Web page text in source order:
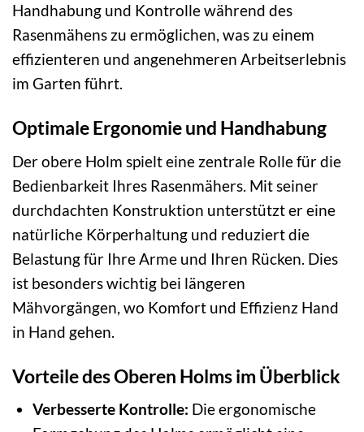
Handhabung und Kontrolle während des
Rasenmähens zu ermöglichen, was zu einem
effizienteren und angenehmeren Arbeitserlebnis
im Garten führt.
Optimale Ergonomie und Handhabung
Der obere Holm spielt eine zentrale Rolle für die
Bedienbarkeit Ihres Rasenmähers. Mit seiner
durchdachten Konstruktion unterstützt er eine
natürliche Körperhaltung und reduziert die
Belastung für Ihre Arme und Ihren Rücken. Dies
ist besonders wichtig bei längeren
Mähvorgängen, wo Komfort und Effizienz Hand
in Hand gehen.
Vorteile des Oberen Holms im Überblick
Verbesserte Kontrolle: Die ergonomische